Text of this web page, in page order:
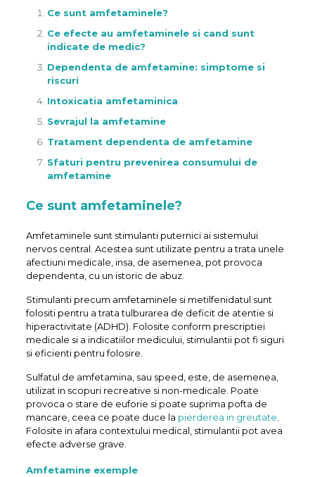
Ce sunt amfetaminele?
Ce efecte au amfetaminele si cand sunt
indicate de medic?
Dependenta de amfetamine: simptome si
riscuri
Intoxicatia amfetaminica
Sevrajul la amfetamine
Tratament dependenta de amfetamine
Sfaturi pentru prevenirea consumului de
amfetamine
Ce sunt amfetaminele?
Amfetaminele sunt stimulanti puternici ai sistemului
nervos central. Acestea sunt utilizate pentru a trata unele
afectiuni medicale, insa, de asemenea, pot provoca
dependenta, cu un istoric de abuz.
Stimulanti precum amfetaminele si metilfenidatul sunt
folositi pentru a trata tulburarea de deficit de atentie si
hiperactivitate (ADHD). Folosite conform prescriptiei
medicale si a indicatiilor medicului, stimulantii pot fi siguri
si eficienti pentru folosire.
Sulfatul de amfetamina, sau speed, este, de asemenea,
utilizat in scopuri recreative si non-medicale. Poate
provoca o stare de euforie si poate suprima pofta de
mancare, ceea ce poate duce la pierderea in greutate
Folosite in afara contextului medical, stimulantii pot avea
efecte adverse grave.
Amfetamine exemple